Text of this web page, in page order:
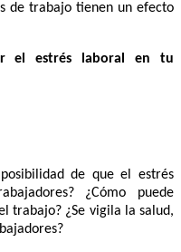
de trabajo tienen un efecto
el estrés laboral en tu
de que el estrés
¿Cómo puede
trabajo? ¿Se vigila la salud,